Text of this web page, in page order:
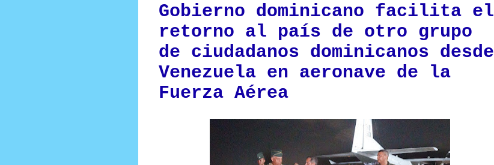
Gobierno dominicano facilita el
retorno al país de otro grupo
de ciudadanos dominicanos desde
Venezuela en aeronave de la
Fuerza Aérea